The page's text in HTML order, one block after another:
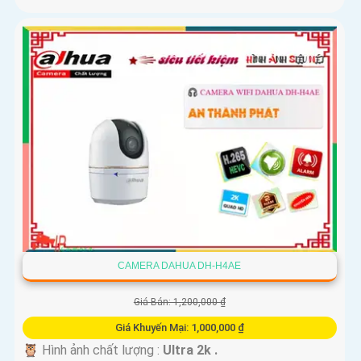
CAMERA DAHUA DH-H4AE
Giá Bán: 1,200,000 ₫
Giá Khuyến Mại: 1,000,000 ₫
🦉 Hình ảnh chất lượng : Ultra 2k .